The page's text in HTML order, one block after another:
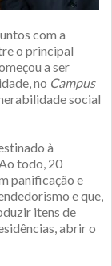
com a
o principal
a ser
no Campus
social
à
todo, 20
panificação e
e que,
itens de
abrir o